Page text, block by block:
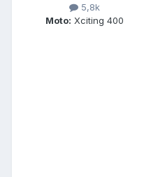
5,8k
Moto: Xciting 400